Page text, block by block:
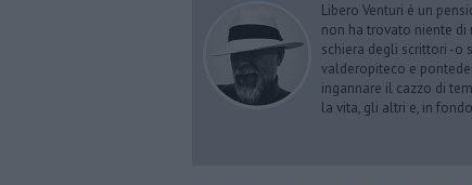
Libero Venturi è un
non ha trovato niente
schiera degli scrittori -o
valderopiteco e
ingannare il cazzo di
la vita, gli altri e, in